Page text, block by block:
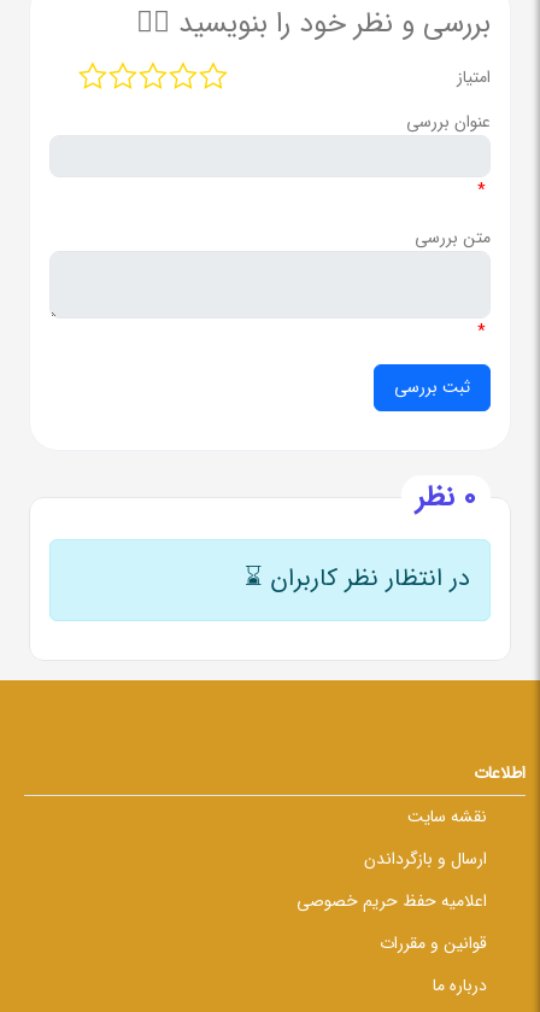
بررسی و نظر خود را بنویسید ✍🏻
امتیاز
عنوان بررسی
*
متن بررسی
*
0 نظر
در انتظار نظر کاربران ⌛
اطلاعات
نقشه سایت
ارسال و بازگرداندن
اعلامیه حفظ حریم خصوصی
قوانین و مقررات
درباره ما